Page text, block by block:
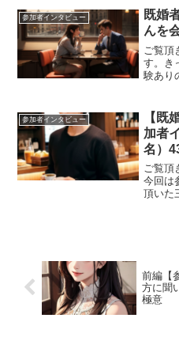
画。い
せんが
参加者インタビュー
既婚
んを
ご覧頂
す。き
験あり
画。
せんが
参加者インタビュー
【既
加者
名）
ご覧頂
今回は
頂いた
前編【
方に聞
極意